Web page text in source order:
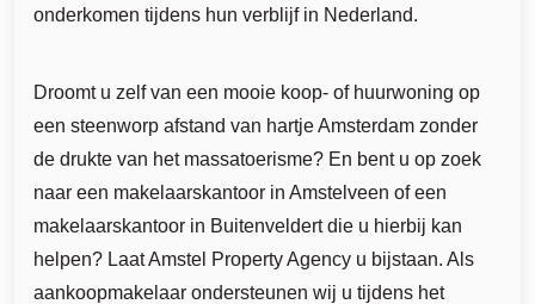
onderkomen tijdens hun verblijf in Nederland.
Droomt u zelf van een mooie koop- of huurwoning op
een steenworp afstand van hartje Amsterdam zonder
de drukte van het massatoerisme? En bent u op zoek
naar een makelaarskantoor in Amstelveen of een
makelaarskantoor in Buitenveldert die u hierbij kan
helpen? Laat Amstel Property Agency u bijstaan. Als
aankoopmakelaar ondersteunen wij u tijdens het